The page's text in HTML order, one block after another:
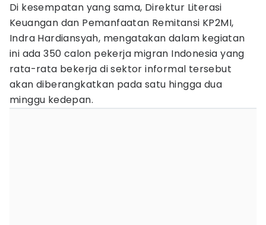
Di kesempatan yang sama, Direktur Literasi
Keuangan dan Pemanfaatan Remitansi KP2MI,
Indra Hardiansyah, mengatakan dalam kegiatan
ini ada 350 calon pekerja migran Indonesia yang
rata-rata bekerja di sektor informal tersebut
akan diberangkatkan pada satu hingga dua
minggu kedepan.